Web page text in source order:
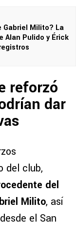
Gabriel Milito? La
Alan Pulido y Érick
reforzó
dar
del club,
del
Milito, así
el San